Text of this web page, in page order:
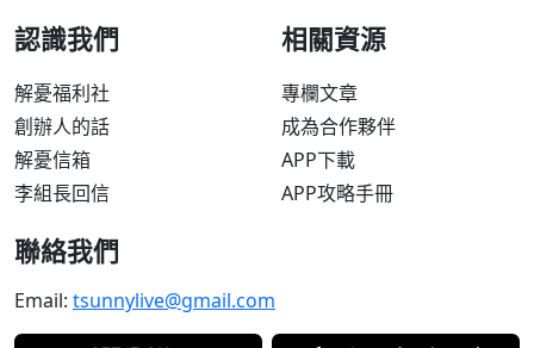
認識我們
解憂福利社
創辦人的話
解憂信箱
李組長回信
相關資源
專欄文章
成為合作夥伴
APP下載
APP攻略手冊
聯絡我們
Email: tsunnylive@gmail.com